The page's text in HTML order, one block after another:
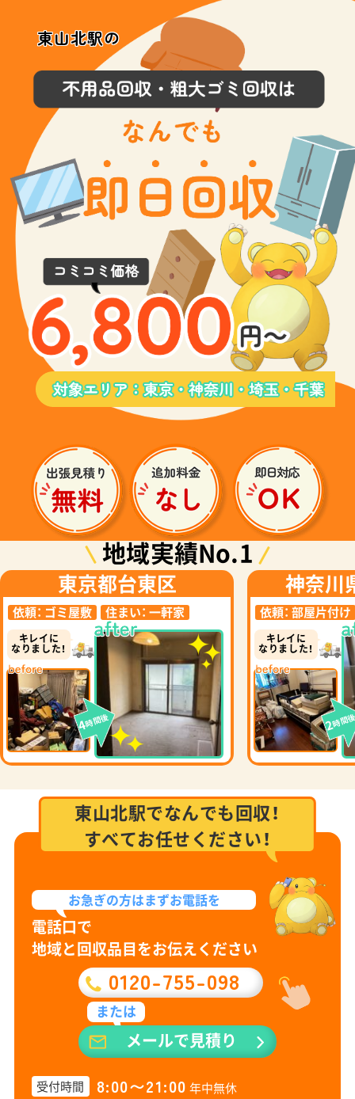
東山北駅の
地域実績No.1
東京都台東区
依頼： ゴミ屋敷 住まい： 一軒家
キレイに
なりました！
4時間後
神奈川
依頼： 部屋片付け
キレイに
なりました！
2時間
東山北駅でなんでも回収！
すべてお任せください！
お急ぎの方はまずお電話を
電話口で
地域と回収品目をお伝えください
0120-755-098
または
メールで見積り
受付時間 8:00〜21:00 年中無休